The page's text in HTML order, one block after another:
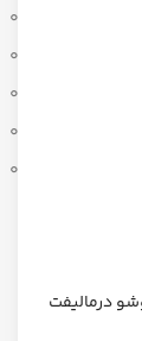
0
0
0
0
0
درمالیفت